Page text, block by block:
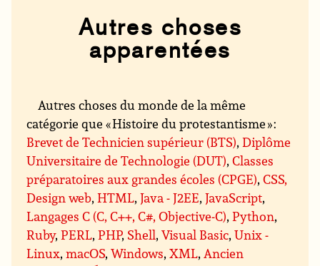
Autres choses
apparentées
Autres choses du monde de la même
catégorie que « Histoire du protestantisme » :
Brevet de Technicien supérieur (BTS),Diplôme
Universitaire de Technologie (DUT),Classes
préparatoires aux grandes écoles (CPGE),CSS,
Design web,HTML,Java - J2EE,JavaScript,
Langages C (C, C++, C#, Objective-C),Python,
Ruby,PERL,PHP, Shell,Visual Basic,Unix -
Linux,macOS,Windows,XML, Ancien